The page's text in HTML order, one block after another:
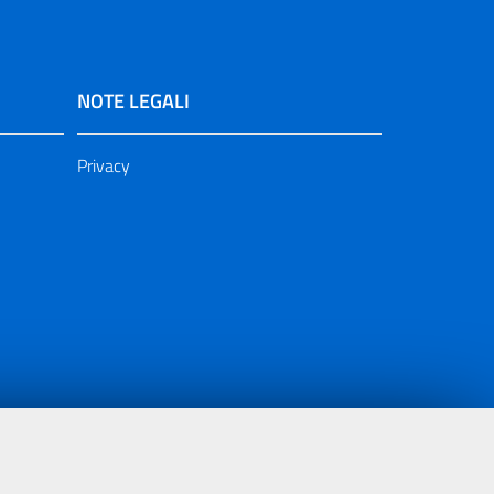
NOTE LEGALI
Privacy
2006 Misura 6.05 - Fondo FESR